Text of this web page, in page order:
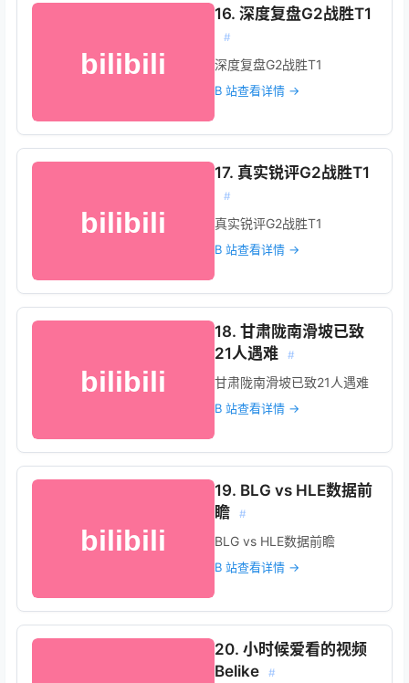
16. 深度复盘G2战胜T1
#
深度复盘G2战胜T1
B 站查看详情 →
17. 真实锐评G2战胜T1
#
真实锐评G2战胜T1
B 站查看详情 →
18. 甘肃陇南滑坡已致
21人遇难
#
甘肃陇南滑坡已致21人遇难
B 站查看详情 →
19. BLG vs HLE数据前
瞻
#
BLG vs HLE数据前瞻
B 站查看详情 →
20. 小时候爱看的视频
Belike
#